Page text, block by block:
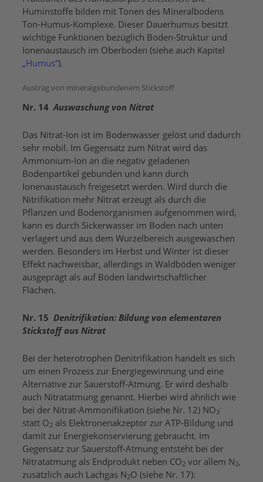
Huminstoffe bilden mit Tonen des Mineralbodens
Ton-Humus-Komplexe. Dieser Dauerhumus besitzt
wichtige Funktionen bezüglich Boden-Struktur und
Ionenaustausch im Oberboden (siehe auch Kapitel
„Humus“).
Austrag von mineralgebundenem Stickstoff
Nr. 14Auswaschung von Nitrat
Das Nitrat-Ion ist im Bodenwasser gelöst und dadurch
sehr mobil. Im Gegensatz zum Nitrat wird das
Ammonium-Ion an die negativ geladenen
Bodenpartikel gebunden und kann durch
Ionenaustausch freigesetzt werden. Wird durch die
Nitrifikation mehr Nitrat erzeugt als durch die
Pflanzen und Bodenorganismen aufgenommen wird,
kann es durch Sickerwasser im Boden nach unten
verlagert und aus dem Wurzelbereich ausgewaschen
werden. Besonders im Herbst und Winter ist dieser
Effekt nachweisbar, allerdings in Waldböden weniger
ausgeprägt als auf Böden landwirtschaftlicher
Flächen.
Nr. 15 Denitrifikation: Bildung von elementaren
Stickstoff aus Nitrat
Bei der heterotrophen Denitrifikation handelt es sich
um einen Prozess zur Energiegewinnung und eine
Alternative zur Sauerstoff-Atmung. Er wird deshalb
auch Nitratatmung genannt. Hierbei wird ähnlich wie
bei der Nitrat-Ammonifikation (siehe Nr. 12) NO3
-
statt O2 als Elektronenakzeptor zur ATP-Bildung und
damit zur Energiekonservierung gebraucht. Im
Gegensatz zur Sauerstoff-Atmung entsteht bei der
Nitratatmung als Endprodukt neben CO2 vor allem N2,
zusätzlich auch Lachgas N2O (siehe Nr. 17):